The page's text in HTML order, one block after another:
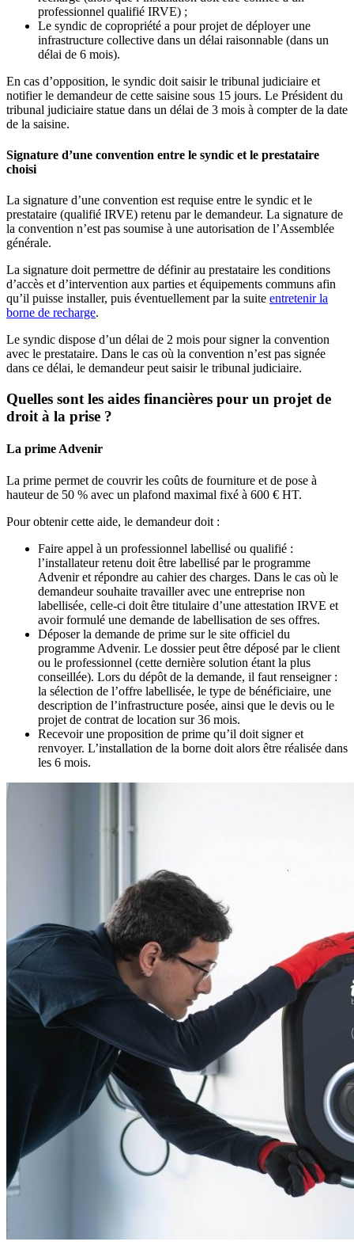
professionnel qualifié IRVE) ;
Le syndic de copropriété a pour projet de déployer une
infrastructure collective dans un délai raisonnable (dans un
délai de 6 mois).
En cas d’opposition, le syndic doit saisir le tribunal judiciaire et
notifier le demandeur de cette saisine sous 15 jours. Le Président du
tribunal judiciaire statue dans un délai de 3 mois à compter de la date
de la saisine.
Signature d’une convention entre le syndic et le prestataire
choisi
La signature d’une convention est requise entre le syndic et le
prestataire (qualifié IRVE) retenu par le demandeur. La signature de
la convention n’est pas soumise à une autorisation de l’Assemblée
générale.
La signature doit permettre de définir au prestataire les conditions
d’accès et d’intervention aux parties et équipements communs afin
qu’il puisse installer, puis éventuellement par la suite entretenir la
borne de recharge.
Le syndic dispose d’un délai de 2 mois pour signer la convention
avec le prestataire. Dans le cas où la convention n’est pas signée
dans ce délai, le demandeur peut saisir le tribunal judiciaire.
Quelles sont les aides financières pour un projet de
droit à la prise ?
La prime Advenir
La prime permet de couvrir les coûts de fourniture et de pose à
hauteur de 50 % avec un plafond maximal fixé à 600 € HT.
Pour obtenir cette aide, le demandeur doit :
Faire appel à un professionnel labellisé ou qualifié :
l’installateur retenu doit être labellisé par le programme
Advenir et répondre au cahier des charges. Dans le cas où le
demandeur souhaite travailler avec une entreprise non
labellisée, celle-ci doit être titulaire d’une attestation IRVE et
avoir formulé une demande de labellisation de ses offres.
Déposer la demande de prime sur le site officiel du
programme Advenir. Le dossier peut être déposé par le client
ou le professionnel (cette dernière solution étant la plus
conseillée). Lors du dépôt de la demande, il faut renseigner :
la sélection de l’offre labellisée, le type de bénéficiaire, une
description de l’infrastructure posée, ainsi que le devis ou le
projet de contrat de location sur 36 mois.
Recevoir une proposition de prime qu’il doit signer et
renvoyer. L’installation de la borne doit alors être réalisée dans
les 6 mois.